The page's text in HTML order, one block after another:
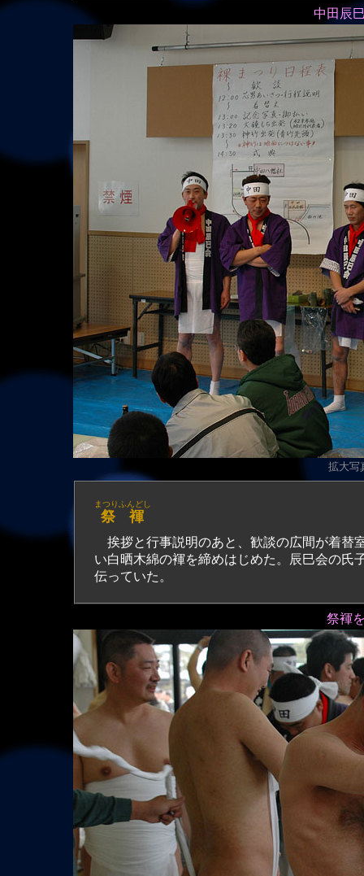
中田辰
拡大写
祭褌
まつりふんどし
挨拶と行事説明のあと、歓談の広間が着替
い白晒木綿の褌を締めはじめた。辰巳会の氏
伝っていた。
祭褌